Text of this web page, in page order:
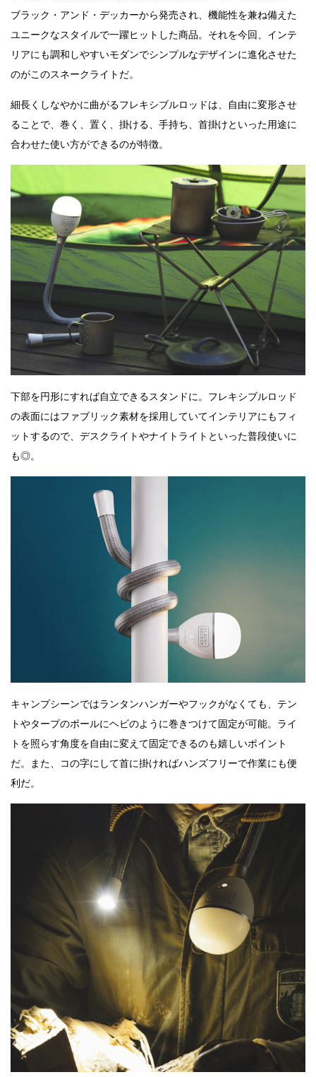
ブラック・アンド・デッカーから発売され、機能性を兼ね備えた
ユニークなスタイルで一躍ヒットした商品。それを今回、インテ
リアにも調和しやすいモダンでシンプルなデザインに進化させた
のがこのスネークライトだ。
細長くしなやかに曲がるフレキシブルロッドは、自由に変形させ
ることで、巻く、置く、掛ける、手持ち、首掛けといった用途に
合わせた使い方ができるのが特徴。
下部を円形にすれば自立できるスタンドに。フレキシブルロッド
の表面にはファブリック素材を採用していてインテリアにもフィ
ットするので、デスクライトやナイトライトといった普段使いに
も◎。
キャンプシーンではランタンハンガーやフックがなくても、テン
トやタープのポールにヘビのように巻きつけて固定が可能。ライ
トを照らす角度を自由に変えて固定できるのも嬉しいポイント
だ。また、コの字にして首に掛ければハンズフリーで作業にも便
利だ。